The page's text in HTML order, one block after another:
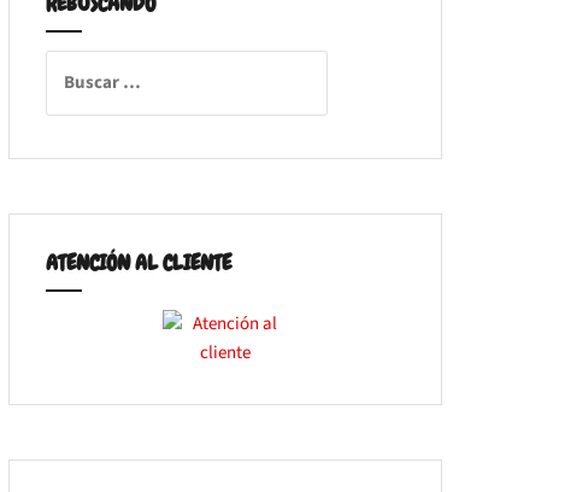
ATENCIÓN AL CLIENTE